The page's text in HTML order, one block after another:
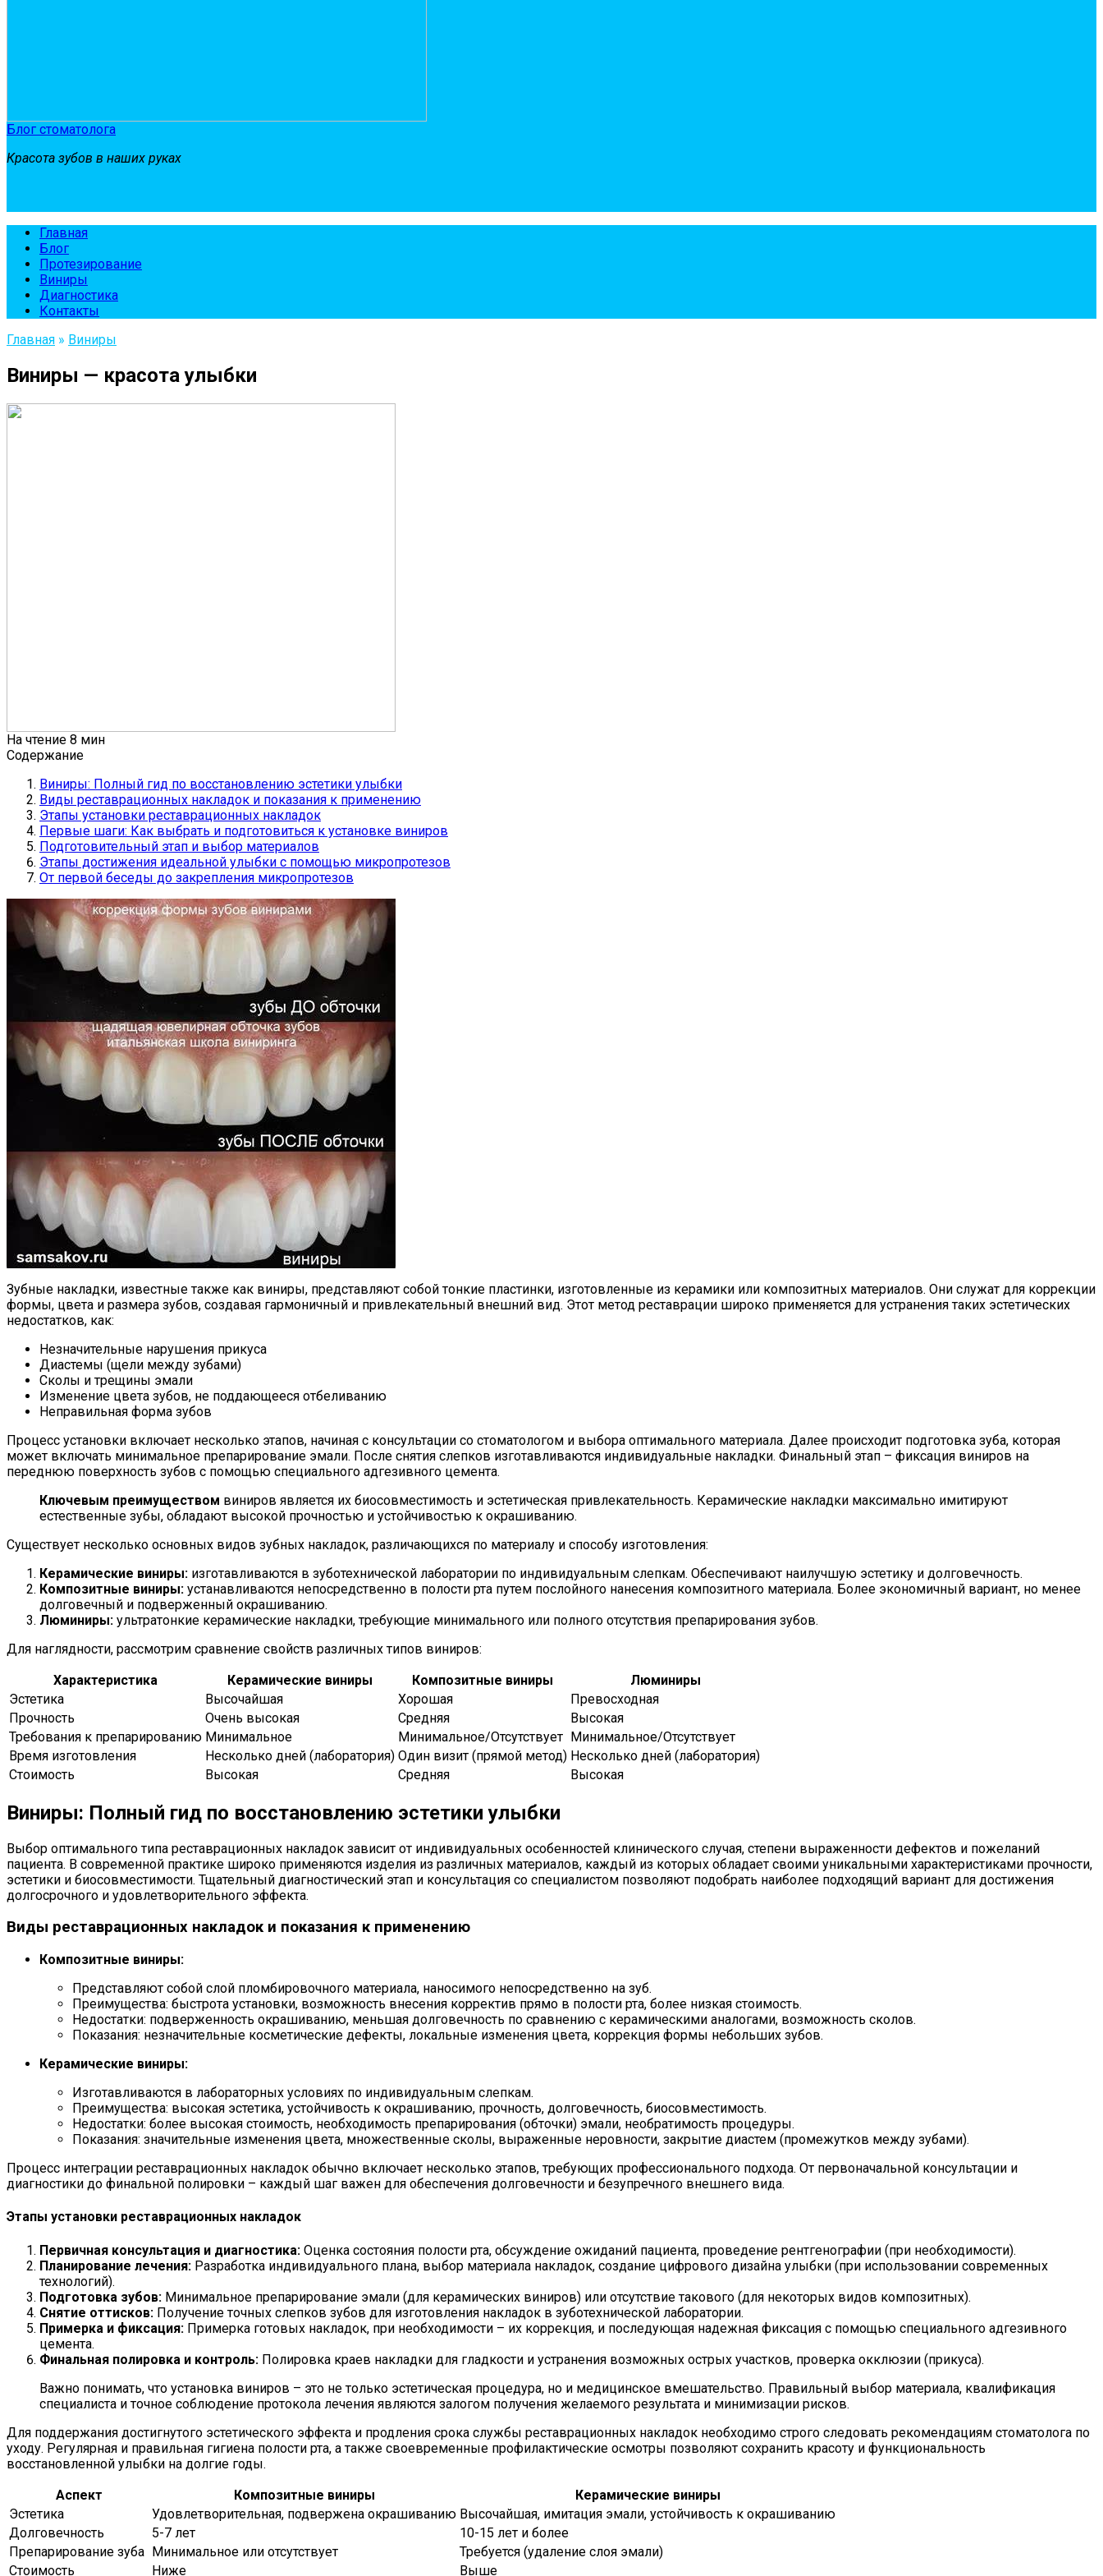
Блог стоматолога
Красота зубов в наших руках
Главная
Блог
Протезирование
Виниры
Диагностика
Контакты
Главная » Виниры
Виниры — красота улыбки
На чтение 8 мин
Содержание
Виниры: Полный гид по восстановлению эстетики улыбки
Виды реставрационных накладок и показания к применению
Этапы установки реставрационных накладок
Первые шаги: Как выбрать и подготовиться к установке виниров
Подготовительный этап и выбор материалов
Этапы достижения идеальной улыбки с помощью микропротезов
От первой беседы до закрепления микропротезов
Зубные накладки, известные также как виниры, представляют собой тонкие пластинки, изготовленные из керамики или композитных материалов. Они служат для коррекции
формы, цвета и размера зубов, создавая гармоничный и привлекательный внешний вид. Этот метод реставрации широко применяется для устранения таких эстетических
недостатков, как:
Незначительные нарушения прикуса
Диастемы (щели между зубами)
Сколы и трещины эмали
Изменение цвета зубов, не поддающееся отбеливанию
Неправильная форма зубов
Процесс установки включает несколько этапов, начиная с консультации со стоматологом и выбора оптимального материала. Далее происходит подготовка зуба, которая
может включать минимальное препарирование эмали. После снятия слепков изготавливаются индивидуальные накладки. Финальный этап – фиксация виниров на
переднюю поверхность зубов с помощью специального адгезивного цемента.
Ключевым преимуществом виниров является их биосовместимость и эстетическая привлекательность. Керамические накладки максимально имитируют
естественные зубы, обладают высокой прочностью и устойчивостью к окрашиванию.
Существует несколько основных видов зубных накладок, различающихся по материалу и способу изготовления:
Керамические виниры: изготавливаются в зуботехнической лаборатории по индивидуальным слепкам. Обеспечивают наилучшую эстетику и долговечность.
Композитные виниры: устанавливаются непосредственно в полости рта путем послойного нанесения композитного материала. Более экономичный вариант, но менее
долговечный и подверженный окрашиванию.
Люминиры: ультратонкие керамические накладки, требующие минимального или полного отсутствия препарирования зубов.
Для наглядности, рассмотрим сравнение свойств различных типов виниров:
Характеристика
Керамические виниры Композитные виниры
Люминиры
Эстетика
Высочайшая Хорошая
Превосходная
Прочность
Очень высокая Средняя
Высокая
Требования к препарированию Минимальное Минимальное/Отсутствует Минимальное/Отсутствует
Время изготовления
Несколько дней (лаборатория) Один визит (прямой метод) Несколько дней (лаборатория)
Стоимость
Высокая Средняя Высокая
Виниры: Полный гид по восстановлению эстетики улыбки
Выбор оптимального типа реставрационных накладок зависит от индивидуальных особенностей клинического случая, степени выраженности дефектов и пожеланий
пациента. В современной практике широко применяются изделия из различных материалов, каждый из которых обладает своими уникальными характеристиками прочности,
эстетики и биосовместимости. Тщательный диагностический этап и консультация со специалистом позволяют подобрать наиболее подходящий вариант для достижения
долгосрочного и удовлетворительного эффекта.
Виды реставрационных накладок и показания к применению
Композитные виниры:
Представляют собой слой пломбировочного материала, наносимого непосредственно на зуб.
Преимущества: быстрота установки, возможность внесения корректив прямо в полости рта, более низкая стоимость.
Недостатки: подверженность окрашиванию, меньшая долговечность по сравнению с керамическими аналогами, возможность сколов.
Показания: незначительные косметические дефекты, локальные изменения цвета, коррекция формы небольших зубов.
Керамические виниры:
Изготавливаются в лабораторных условиях по индивидуальным слепкам.
Преимущества: высокая эстетика, устойчивость к окрашиванию, прочность, долговечность, биосовместимость.
Недостатки: более высокая стоимость, необходимость препарирования (обточки) эмали, необратимость процедуры.
Показания: значительные изменения цвета, множественные сколы, выраженные неровности, закрытие диастем (промежутков между зубами).
Процесс интеграции реставрационных накладок обычно включает несколько этапов, требующих профессионального подхода. От первоначальной консультации и
диагностики до финальной полировки – каждый шаг важен для обеспечения долговечности и безупречного внешнего вида.
Этапы установки реставрационных накладок
Первичная консультация и диагностика: Оценка состояния полости рта, обсуждение ожиданий пациента, проведение рентгенографии (при необходимости).
Планирование лечения: Разработка индивидуального плана, выбор материала накладок, создание цифрового дизайна улыбки (при использовании современных
технологий).
Подготовка зубов: Минимальное препарирование эмали (для керамических виниров) или отсутствие такового (для некоторых видов композитных).
Снятие оттисков: Получение точных слепков зубов для изготовления накладок в зуботехнической лаборатории.
Примерка и фиксация: Примерка готовых накладок, при необходимости – их коррекция, и последующая надежная фиксация с помощью специального адгезивного
цемента.
Финальная полировка и контроль: Полировка краев накладки для гладкости и устранения возможных острых участков, проверка окклюзии (прикуса).
Важно понимать, что установка виниров – это не только эстетическая процедура, но и медицинское вмешательство. Правильный выбор материала, квалификация
специалиста и точное соблюдение протокола лечения являются залогом получения желаемого результата и минимизации рисков.
Для поддержания достигнутого эстетического эффекта и продления срока службы реставрационных накладок необходимо строго следовать рекомендациям стоматолога по
уходу. Регулярная и правильная гигиена полости рта, а также своевременные профилактические осмотры позволяют сохранить красоту и функциональность
восстановленной улыбки на долгие годы.
Аспект
Композитные виниры
Керамические виниры
Эстетика
Удовлетворительная, подвержена окрашиванию Высочайшая, имитация эмали, устойчивость к окрашиванию
Долговечность
5-7 лет
10-15 лет и более
Препарирование зуба Минимальное или отсутствует
Требуется (удаление слоя эмали)
Стоимость
Ниже Выше